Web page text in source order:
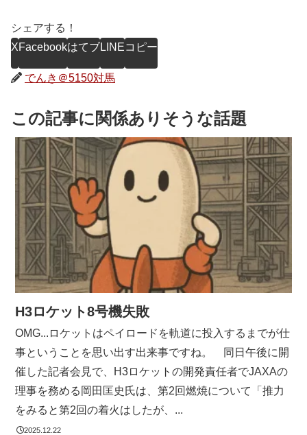
シェアする！
XFacebookはてブLINEコピー
でんき＠5150対馬
この記事に関係ありそうな話題
H3ロケット8号機失敗
OMG...ロケットはペイロードを軌道に投入するまでが仕
事ということを思い出す出来事ですね。 同日午後に開
催した記者会見で、H3ロケットの開発責任者でJAXAの
理事を務める岡田匡史氏は、第2回燃焼について「推力
をみると第2回の着火はしたが、...
2025.12.22